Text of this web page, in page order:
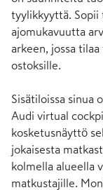
tyylikkyyttä. Sopii
ajomukavuutta
arkeen, jossa
ostoksille.
Sisätiloissa sinua
Audi virtual
kosketusnäyttö
jokaisesta
kolmella alueella
matkustajille.